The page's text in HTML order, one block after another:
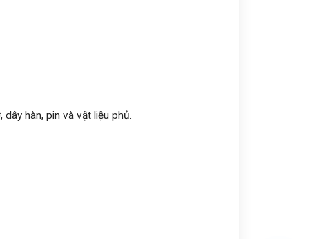
hàn, pin và vật liệu phủ.